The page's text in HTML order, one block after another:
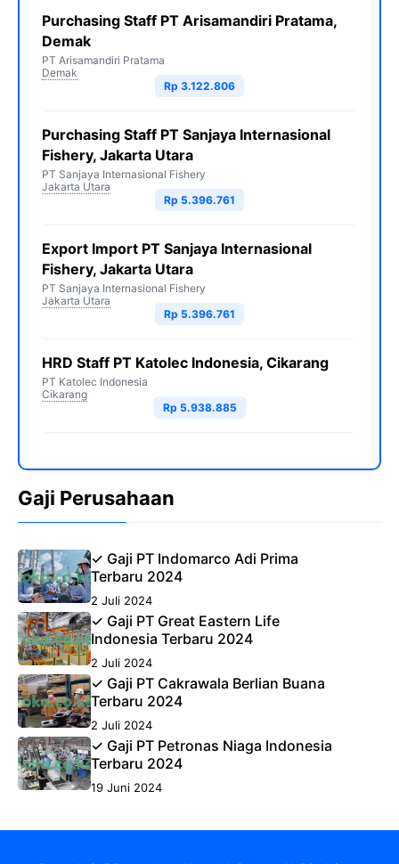
Purchasing Staff PT Arisamandiri Pratama,
Demak
PT Arisamandiri Pratama
Demak
Rp 3.122.806
Purchasing Staff PT Sanjaya Internasional
Fishery, Jakarta Utara
PT Sanjaya Internasional Fishery
Jakarta Utara
Rp 5.396.761
Export Import PT Sanjaya Internasional
Fishery, Jakarta Utara
PT Sanjaya Internasional Fishery
Jakarta Utara
Rp 5.396.761
HRD Staff PT Katolec Indonesia, Cikarang
PT Katolec Indonesia
Cikarang
Rp 5.938.885
Gaji Perusahaan
✓ Gaji PT Indomarco Adi Prima
Terbaru 2024
2 Juli 2024
✓ Gaji PT Great Eastern Life
Indonesia Terbaru 2024
2 Juli 2024
✓ Gaji PT Cakrawala Berlian Buana
Terbaru 2024
2 Juli 2024
✓ Gaji PT Petronas Niaga Indonesia
Terbaru 2024
19 Juni 2024